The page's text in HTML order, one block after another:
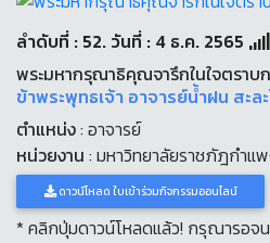
ลำดับที่ : 52. วันที่ : 4 ธ.ค. 2565
พระมหากรุณาธิคุณจารึกในใจตราบ
ข้าพระพุทธเจ้า อาจารย์น้ำฝน สะล
ตำแหน่ง: อาจารย์
หน่วยงาน : มหาวิทยาลัยราชภัฎกำแ
ดาวน์โหลด ใบเข้าร่วมกิจกรรมออนไลน์
* คลิกปุ่มดาวน์โหลดแล้ว! กรุณารอจ